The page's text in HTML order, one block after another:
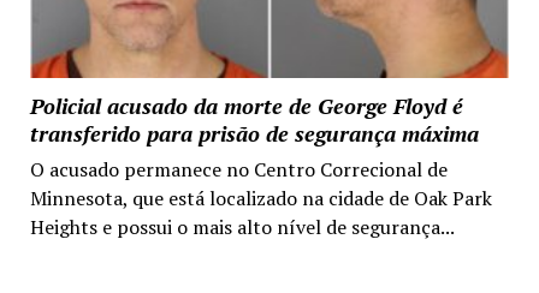
Policial acusado da morte de George Floyd é
transferido para prisão de segurança máxima
O acusado permanece no Centro Correcional de
Minnesota, que está localizado na cidade de Oak Park
Heights e possui o mais alto nível de segurança...